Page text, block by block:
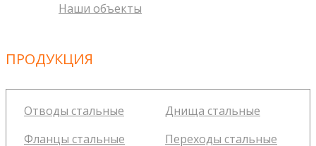
Наши объекты
ПРОДУКЦИЯ
Отводы стальные
Днища стальные
Фланцы стальные
Переходы стальные